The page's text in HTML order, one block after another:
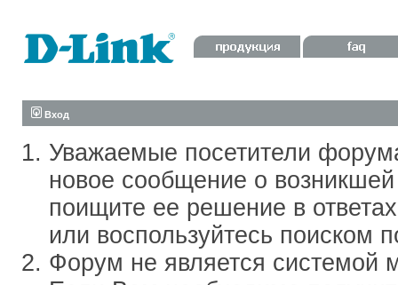
Вход
Уважаемые посетители
новое сообщение о
поищите ее решение в
или воспользуйтесь поиском
Форум не является системой